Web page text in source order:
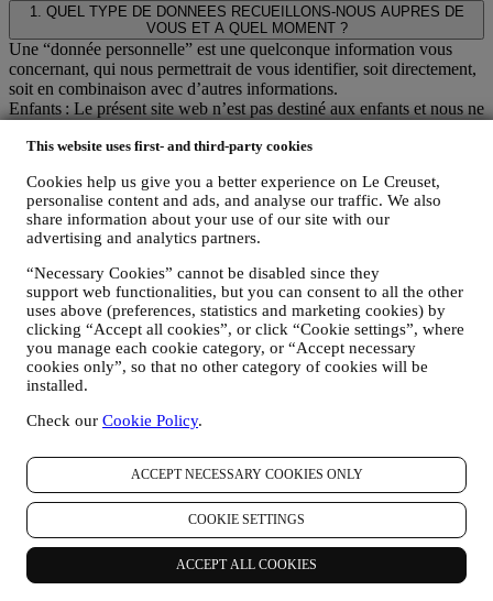
This website uses first- and third-party cookies
Cookies help us give you a better experience on Le Creuset,
personalise content and ads, and analyse our traffic. We also
share information about your use of our site with our
advertising and analytics partners.
“Necessary Cookies” cannot be disabled since they
support web functionalities, but you can consent to all the other
uses above (preferences, statistics and marketing cookies) by
clicking “Accept all cookies”, or click “Cookie settings”, where
you manage each cookie category, or “Accept necessary
cookies only”, so that no other category of cookies will be
installed.
Check our Cookie Policy.
ACCEPT NECESSARY COOKIES ONLY
COOKIE SETTINGS
ACCEPT ALL COOKIES
1. QUEL TYPE DE DONNEES RECUEILLONS-NOUS AUPRES DE
VOUS ET A QUEL MOMENT ?
Une “donnée personnelle” est une quelconque information vous
concernant, qui nous permettrait de vous identifier, soit directement,
soit en combinaison avec d’autres informations.
Enfants : Le présent site web n’est pas destiné aux enfants et nous ne
Nous pouvons collecter des données personnelles vous concernant
Le Creuset, achetez un produit Le Creuset sur le site Web ou en
boutique Signature et Outlet, ou lorsque vous vous abonnez à nos
communications marketing. En fonction de votre demande ou de
votre consentement, les données personnelles peuvent concerner :
le nom, le prénom, l’adresse électronique, la date de naissance
et d’autres coordonnées (adresse, numéro de téléphone), dans
le but de créer un compte Le Creuset, de faire un achat en tant
qu’utilisateur invité ou l’abonnement à nos communications
marketing sur le site Web ou en magasin.
les données concernant votre achat, comme par exemple la
au produit et au paiement, dans le but de gérer vos
les données concernant votre historique de navigation en ligne
(p.ex. les identifiants en ligne, tels que votre adresse IP, la
version de votre navigateur, votre système d’exploitation, la
durée de votre visite, votre identification par notre système
lors d’une prochaine visite, votre situation géographique),
collectées pendant votre visite à notre Site web (que vous
soyez un utilisateur enregistré ou non), grâce à l’usage d’un